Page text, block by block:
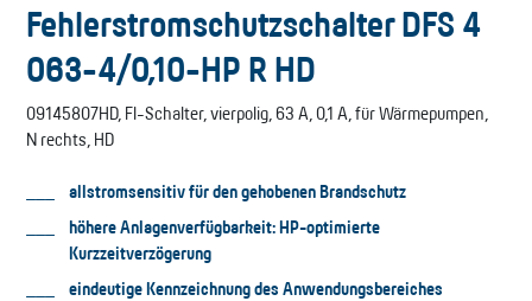
Fehlerstromschutzschalter DFS 4
063-4/0,10-HP R HD
09145807HD, FI-Schalter, vierpolig, 63 A, 0,1 A, für Wärmepumpen,
N rechts, HD
allstromsensitiv für den gehobenen Brandschutz
höhere Anlagenverfügbarkeit: HP-optimierte
Kurzzeitverzögerung
eindeutige Kennzeichnung des Anwendungsbereiches